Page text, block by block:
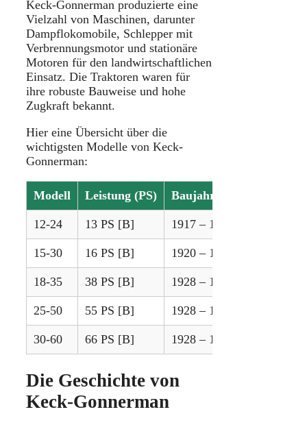
Keck-Gonnerman produzierte eine
Vielzahl von Maschinen, darunter
Dampflokomobile, Schlepper mit
Verbrennungsmotor und stationäre
Motoren für den landwirtschaftlichen
Einsatz. Die Traktoren waren für
ihre robuste Bauweise und hohe
Zugkraft bekannt.
Hier eine Übersicht über die
wichtigsten Modelle von Keck-
Gonnerman:
Modell Leistung (PS) Baujahr
12-24 13 PS [B] 1917 – 1918
15-30 16 PS [B] 1920 – 1927
18-35 38 PS [B] 1928 – 1937
25-50 55 PS [B] 1928 – 1937
30-60 66 PS [B] 1928 – 1937
Die Geschichte von
Keck-Gonnerman